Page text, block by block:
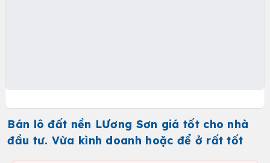
Bán lô đất nền LƯơng Sơn giá tốt cho nhà
đầu tư. Vừa kình doanh hoặc để ở rất tốt